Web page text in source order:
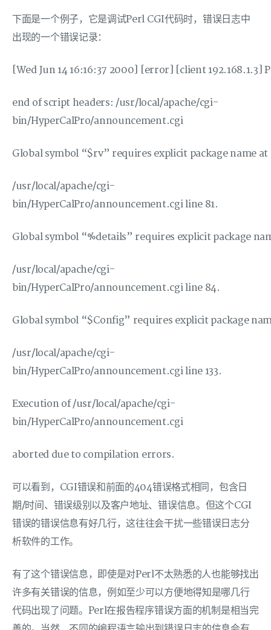
下面是一个例子，它是调试Perl CGI代码时，错误日志中
出现的一个错误记录：
[Wed Jun 14 16:16:37 2000] [error] [client 192.168.1.3]
end of script headers: /usr/local/apache/cgi-
bin/HyperCalPro/announcement.cgi
Global symbol “$rv” requires explicit package name at
/usr/local/apache/cgi-
bin/HyperCalPro/announcement.cgi line 81.
Global symbol “%details” requires explicit package
/usr/local/apache/cgi-
bin/HyperCalPro/announcement.cgi line 84.
Global symbol “$Config” requires explicit package
/usr/local/apache/cgi-
bin/HyperCalPro/announcement.cgi line 133.
Execution of /usr/local/apache/cgi-
bin/HyperCalPro/announcement.cgi
aborted due to compilation errors.
可以看到，CGI错误和前面的404错误格式相同，包含日
期/时间、错误级别以及客户地址、错误信息。但这个CGI
错误的错误信息有好几行，这往往会干扰一些错误日志分
析软件的工作。
有了这个错误信息，即使是对Perl不太熟悉的人也能够找出
许多有关错误的信息，例如至少可以方便地得知是哪几行
代码出现了问题。Perl在报告程序错误方面的机制是相当完